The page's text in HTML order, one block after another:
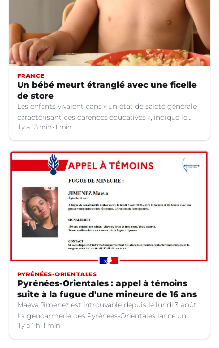
FRANCE
Un bébé meurt étranglé avec une ficelle
de store
Les enfants vivaient dans « un état de saleté générale
caractérisant des carences éducatives », indique le
parquet.
il y a 13 min 1 min
PYRÉNÉES-ORIENTALES
Pyrénées-Orientales : appel à témoins
suite à la fugue d'une mineure de 16 ans
Maeva Jimenez est introuvable depuis le lundi 3 août.
La gendarmerie des Pyrénées-Orientales lance un
appel à témoins.
il y a 1 h 1 min